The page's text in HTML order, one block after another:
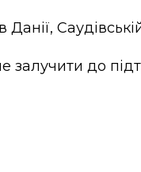
залучити до